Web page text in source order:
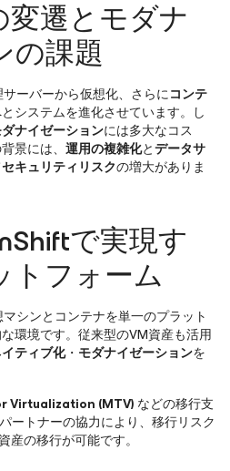
遷とモダナ
の課題
ーバーから仮想化、さらにコンテ
システムを進化させています。し
ナイゼーションには多大なコス
景には、 運用の複雑化とデータサ
セキュリティリスクの増大がありま
で実現す
トフォーム
シンとコンテナを単一のプラット
環境です。従来型のVM資産も活用
ティブ化・ モダナイゼーションを
Virtualization (MTV) などの移行支
ートナーの協力により、移行リスク
産の移行が可能です。